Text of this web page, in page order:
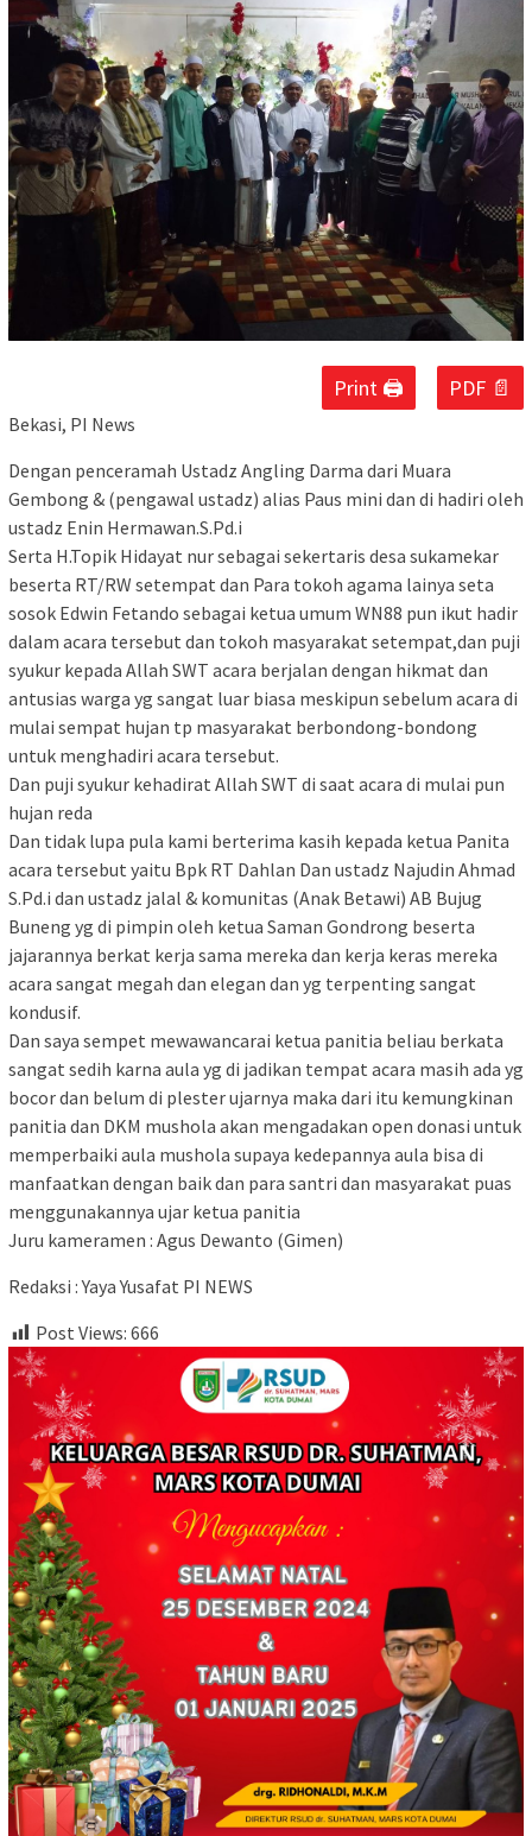
Print 🖨 PDF 📄
Bekasi, PI News
Dengan penceramah Ustadz Angling Darma dari Muara
Gembong & (pengawal ustadz) alias Paus mini dan di hadiri oleh
ustadz Enin Hermawan.S.Pd.i
Serta H.Topik Hidayat nur sebagai sekertaris desa sukamekar
beserta RT/RW setempat dan Para tokoh agama lainya seta
sosok Edwin Fetando sebagai ketua umum WN88 pun ikut hadir
dalam acara tersebut dan tokoh masyarakat setempat,dan puji
syukur kepada Allah SWT acara berjalan dengan hikmat dan
antusias warga yg sangat luar biasa meskipun sebelum acara di
mulai sempat hujan tp masyarakat berbondong-bondong
untuk menghadiri acara tersebut.
Dan puji syukur kehadirat Allah SWT di saat acara di mulai pun
hujan reda
Dan tidak lupa pula kami berterima kasih kepada ketua Panita
acara tersebut yaitu Bpk RT Dahlan Dan ustadz Najudin Ahmad
S.Pd.i dan ustadz jalal & komunitas (Anak Betawi) AB Bujug
Buneng yg di pimpin oleh ketua Saman Gondrong beserta
jajarannya berkat kerja sama mereka dan kerja keras mereka
acara sangat megah dan elegan dan yg terpenting sangat
kondusif.
Dan saya sempet mewawancarai ketua panitia beliau berkata
sangat sedih karna aula yg di jadikan tempat acara masih ada yg
bocor dan belum di plester ujarnya maka dari itu kemungkinan
panitia dan DKM mushola akan mengadakan open donasi untuk
memperbaiki aula mushola supaya kedepannya aula bisa di
manfaatkan dengan baik dan para santri dan masyarakat puas
menggunakannya ujar ketua panitia
Juru kameramen : Agus Dewanto (Gimen)
Redaksi : Yaya Yusafat PI NEWS
Post Views: 666